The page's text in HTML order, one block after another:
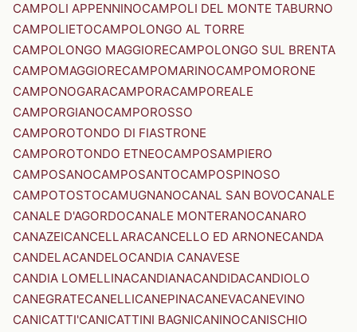
CAMPOLI APPENNINOCAMPOLI DEL MONTE TABURNO
CAMPOLIETOCAMPOLONGO AL TORRE
CAMPOLONGO MAGGIORECAMPOLONGO SUL BRENTA
CAMPOMAGGIORECAMPOMARINOCAMPOMORONE
CAMPONOGARACAMPORACAMPOREALE
CAMPORGIANOCAMPOROSSO
CAMPOROTONDO DI FIASTRONE
CAMPOROTONDO ETNEOCAMPOSAMPIERO
CAMPOSANOCAMPOSANTOCAMPOSPINOSO
CAMPOTOSTOCAMUGNANOCANAL SAN BOVOCANALE
CANALE D'AGORDOCANALE MONTERANOCANARO
CANAZEICANCELLARACANCELLO ED ARNONECANDA
CANDELACANDELOCANDIA CANAVESE
CANDIA LOMELLINACANDIANACANDIDACANDIOLO
CANEGRATECANELLICANEPINACANEVACANEVINO
CANICATTI'CANICATTINI BAGNICANINOCANISCHIO